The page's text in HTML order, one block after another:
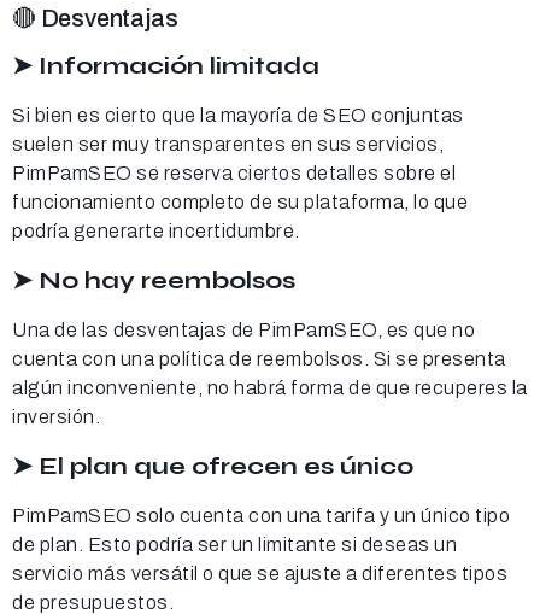
🔴 Desventajas
➤ Información limitada
Si bien es cierto que la mayoría de SEO conjuntas
suelen ser muy transparentes en sus servicios,
PimPamSEO se reserva ciertos detalles sobre el
funcionamiento completo de su plataforma, lo que
podría generarte incertidumbre.
➤ No hay reembolsos
Una de las desventajas de PimPamSEO, es que no
cuenta con una política de reembolsos. Si se presenta
algún inconveniente, no habrá forma de que recuperes la
inversión.
➤ El plan que ofrecen es único
PimPamSEO solo cuenta con una tarifa y un único tipo
de plan. Esto podría ser un limitante si deseas un
servicio más versátil o que se ajuste a diferentes tipos
de presupuestos.